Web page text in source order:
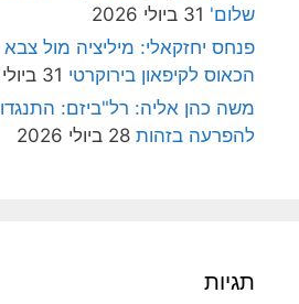
שלום' 31 ביולי 2026
פנחס יחזקאלי: מיליציה מול צבא
הכאוס לקיפאון בירוקרטי 31 ביולי 2026
משה כהן אליה: רל"ביזם:
להפרעה בזהות 28 ביולי 2026
תגיות